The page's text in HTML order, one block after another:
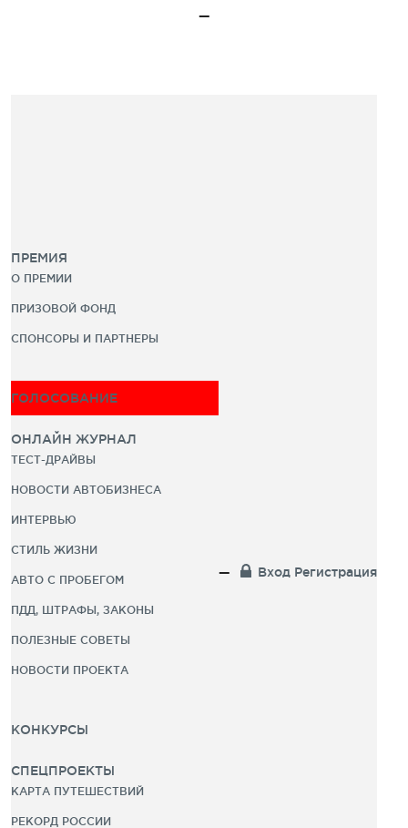
ПРЕМИЯ
О ПРЕМИИ
ПРИЗОВОЙ ФОНД
СПОНСОРЫ И ПАРТНЕРЫ
ГОЛОСОВАНИЕ
ОНЛАЙН ЖУРНАЛ
ТЕСТ-ДРАЙВЫ
НОВОСТИ АВТОБИЗНЕСА
ИНТЕРВЬЮ
СТИЛЬ ЖИЗНИ
АВТО С ПРОБЕГОМ
ПДД, ШТРАФЫ, ЗАКОНЫ
ПОЛЕЗНЫЕ СОВЕТЫ
НОВОСТИ ПРОЕКТА
КОНКУРСЫ
СПЕЦПРОЕКТЫ
КАРТА ПУТЕШЕСТВИЙ
РЕКОРД РОССИИ
Вход Регистрация